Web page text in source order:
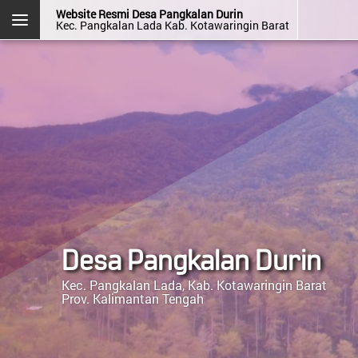
DESA PANGKALAN DURIN
Kec. Pangkalan Lada
Halaman
OpenSID v2607.0.0
Menu Kategori
Website Resmi Desa Pangkalan Durin
Kec. Pangkalan Lada Kab. Kotawaringin Barat
Desa Pangkalan Durin
Kec. Pangkalan Lada, Kab. Kotawaringin Barat
Prov. Kalimantan Tengah